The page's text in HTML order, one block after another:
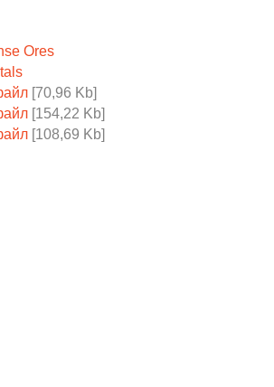
Ores
[70,96 Kb]
[154,22 Kb]
[108,69 Kb]